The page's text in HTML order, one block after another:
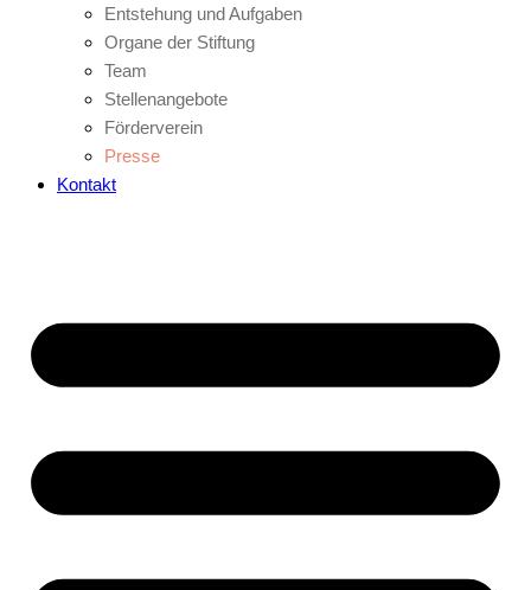
Entstehung und Aufgaben
Organe der Stiftung
Team
Stellenangebote
Förderverein
Presse
Kontakt